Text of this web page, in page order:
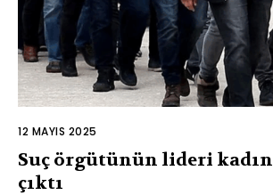
12 MAYIS 2025
Suç örgütünün lideri kadın
çıktı